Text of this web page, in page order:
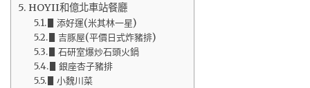
HOYII和億北車站餐廳
▋添好運(米其林一星)
▋吉豚屋(平價日式炸豬排)
▋石研室爆炒石頭火鍋
▋銀座杏子豬排
▋小魏川菜